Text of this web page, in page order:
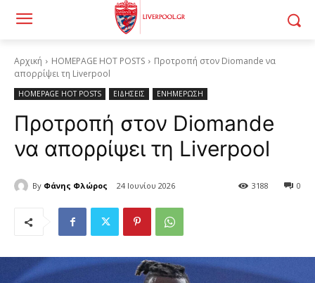
Αρχική HOMEPAGE HOT POSTS
Προτροπή στον Diomande να
απορρίψει τη Liverpool
HOMEPAGE HOT POSTS ΕΙΔΗΣΕΙΣ ΕΝΗΜΕΡΩΣΗ
Προτροπή στον Diomande
να απορρίψει τη Liverpool
By Φάνης Φλώρος 24 Ιουνίου 2026 0
3188